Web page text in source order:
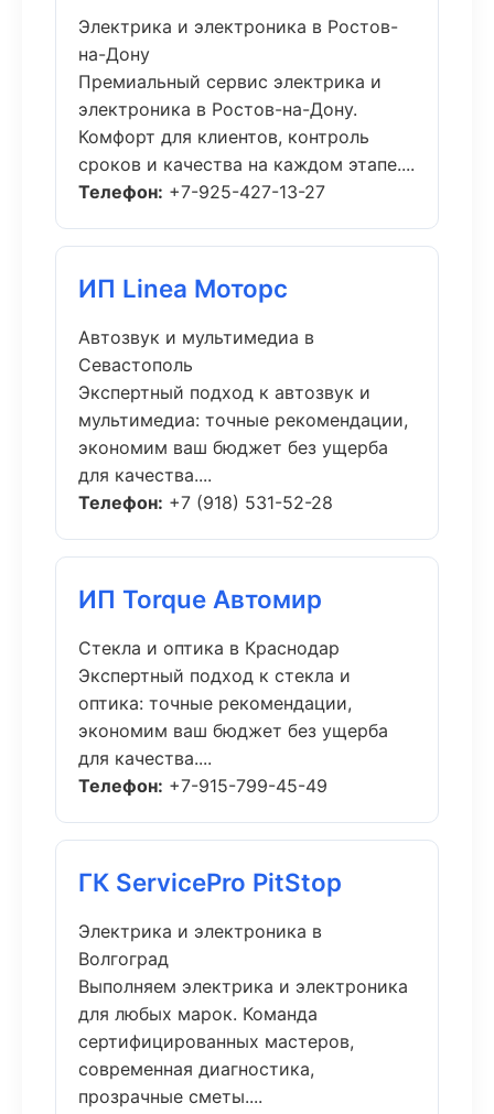
Электрика и электроника в Ростов-
на-Дону
Премиальный сервис электрика и
электроника в Ростов-на-Дону.
Комфорт для клиентов, контроль
сроков и качества на каждом этапе....
Телефон: +7-925-427-13-27
ИП Linea Моторс
Автозвук и мультимедиа в
Севастополь
Экспертный подход к автозвук и
мультимедиа: точные рекомендации,
экономим ваш бюджет без ущерба
для качества....
Телефон: +7 (918) 531-52-28
ИП Torque Автомир
Стекла и оптика в Краснодар
Экспертный подход к стекла и
оптика: точные рекомендации,
экономим ваш бюджет без ущерба
для качества....
Телефон: +7-915-799-45-49
ГК ServicePro PitStop
Электрика и электроника в
Волгоград
Выполняем электрика и электроника
для любых марок. Команда
сертифицированных мастеров,
современная диагностика,
прозрачные сметы....